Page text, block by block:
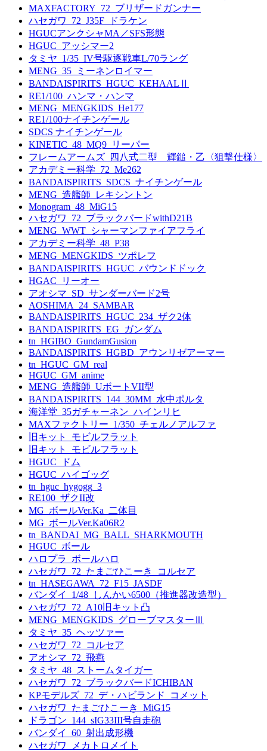
MAXFACTORY_72_ブリザードガンナー
ハセガワ_72_J35F_ドラケン
HGUCアンクシャMA／SFS形態
HGUC_アッシマー2
タミヤ_1/35_IV号駆逐戦車L/70ラング
MENG_35_ミーネンロイマー
BANDAISPIRITS_HGUC_KEHAALⅡ
RE1/100_ハンマ・ハンマ
MENG_MENGKIDS_He177
RE1/100ナイチンゲール
SDCS ナイチンゲール
KINETIC_48_MQ9_リーパー
フレームアームズ_四八式二型 輝鎚・乙〈狙撃仕様〉
アカデミー科学_72_Me262
BANDAISPIRITS_SDCS_ナイチンゲール
MENG_造艦師_レキシントン
Monogram_48_MiG15
ハセガワ_72_ブラックバードwithD21B
MENG_WWT_シャーマンファイアフライ
アカデミー科学_48_P38
MENG_MENGKIDS_ツポレフ
BANDAISPIRITS_HGUC_バウンドドック
HGAC_リーオー
アオシマ_SD_サンダーバード2号
AOSHIMA_24_SAMBAR
BANDAISPIRITS_HGUC_234_ザク2体
BANDAISPIRITS_EG_ガンダム
tn_HGIBO_GundamGusion
BANDAISPIRITS_HGBD_アウンリゼアーマー
tn_HGUC_GM_real
HGUC_GM_anime
MENG_造艦師_UボートVII型
BANDAISPIRITS_144_30MM_水中ポルタ
海洋堂_35ガチャーネン_ハインリヒ
MAXファクトリー_1/350_チェルノアルファ
旧キット_モビルフラット
旧キット_モビルフラット
HGUC_ドム
HGUC_ハイゴッグ
tn_hguc_hygogg_3
RE100_ザクII改
MG_ボールVer.Ka_二体目
MG_ボールVer.Ka06R2
tn_BANDAI_MG_BALL_SHARKMOUTH
HGUC_ボール
ハロプラ_ボールハロ
ハセガワ_72_たまごひこーき_コルセア
tn_HASEGAWA_72_F15_JASDF
バンダイ_1/48_しんかい6500（推進器改造型）
ハセガワ_72_A10旧キット凸
MENG_MENGKIDS_グローブマスターⅢ
タミヤ_35_ヘッツァー
ハセガワ_72_コルセア
アオシマ_72_飛燕
タミヤ_48_ストームタイガー
ハセガワ_72_ブラックバードICHIBAN
KPモデルズ_72_デ・ハビランド_コメット
ハセガワ_たまごひこーき_MiG15
ドラゴン_144_sIG33III号自走砲
バンダイ_60_射出成形機
ハセガワ_メカトロメイト